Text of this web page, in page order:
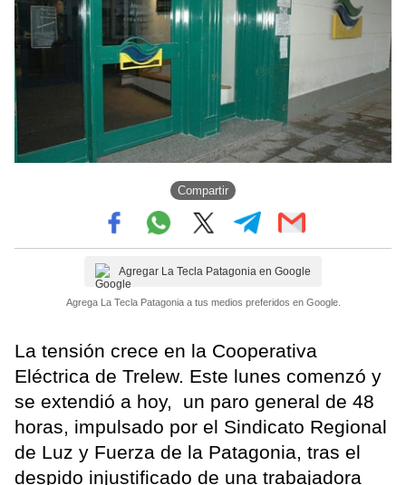
Compartir
Agregar La Tecla Patagonia en Google
Agrega La Tecla Patagonia a tus medios preferidos en Google.
La tensión crece en la Cooperativa
Eléctrica de Trelew. Este lunes comenzó y
se extendió a hoy, un paro general de 48
horas, impulsado por el Sindicato Regional
de Luz y Fuerza de la Patagonia, tras el
despido injustificado de una trabajadora